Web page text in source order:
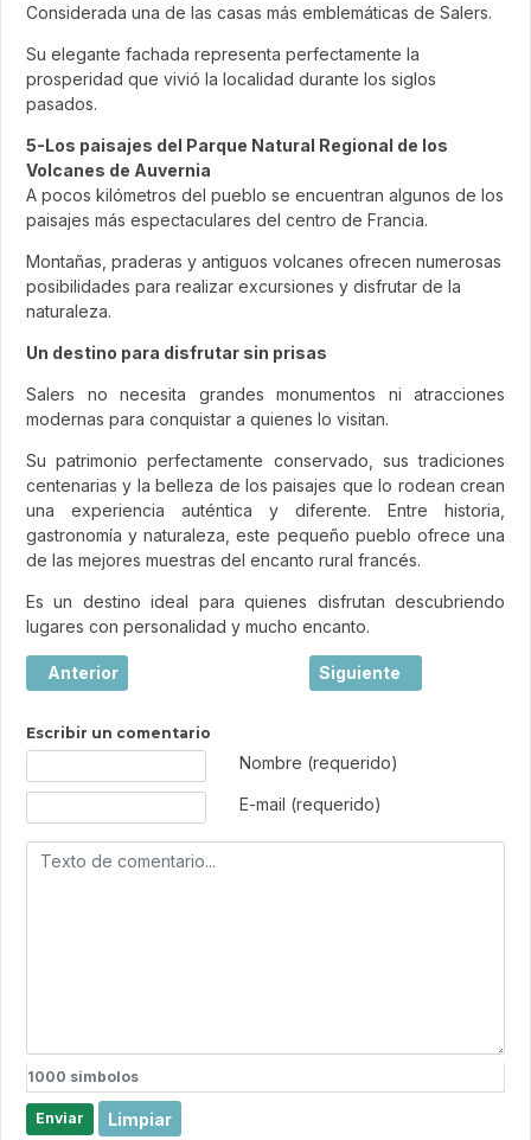
Considerada una de las casas más emblemáticas de Salers.
Su elegante fachada representa perfectamente la
prosperidad que vivió la localidad durante los siglos
pasados.
5-Los paisajes del Parque Natural Regional de los
Volcanes de Auvernia
A pocos kilómetros del pueblo se encuentran algunos de los
paisajes más espectaculares del centro de Francia.
Montañas, praderas y antiguos volcanes ofrecen numerosas
posibilidades para realizar excursiones y disfrutar de la
naturaleza.
Un destino para disfrutar sin prisas
Salers no necesita grandes monumentos ni atracciones
modernas para conquistar a quienes lo visitan.
Su patrimonio perfectamente conservado, sus tradiciones
centenarias y la belleza de los paisajes que lo rodean crean
una experiencia auténtica y diferente. Entre historia,
gastronomía y naturaleza, este pequeño pueblo ofrece una
de las mejores muestras del encanto rural francés.
Es un destino ideal para quienes disfrutan descubriendo
lugares con personalidad y mucho encanto.
Artículo anterior: El turismo sostenible y las buenas
Anterior Artículo siguiente:
Siguiente
Escribir un comentario
Nombre (requerido)
E-mail (requerido)
1000 simbolos
Enviar Limpiar